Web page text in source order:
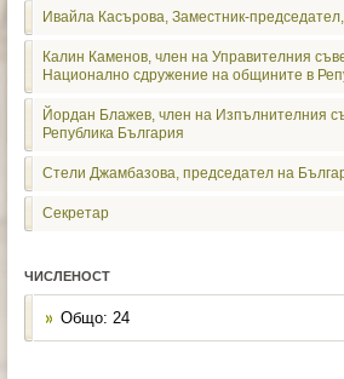
Ивайла Касърова, Заместник-
Калин Каменов, член на Управителния
Национално сдружение на общините в
Йордан Блажев, член на Изпълнителния
Република България
Стели Джамбазова, председател на
Секретар
ЧИСЛЕНОСТ
Общо: 24